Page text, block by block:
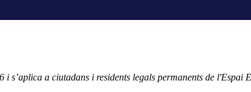
a ciutadans i residents legals permanents de l'Espai